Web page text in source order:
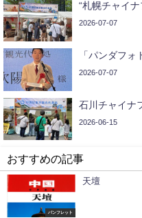
“札幌チャイ
2026-07-07
「パンダフ
2026-07-07
石川チャイナ
2026-06-15
おすすめの記事
パンフレット
天壇